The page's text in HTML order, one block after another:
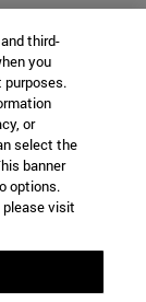
third-
you
purposes.
or
select the
banner
options.
please visit